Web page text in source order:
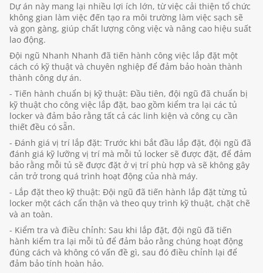
Dự án này mang lại nhiều lợi ích lớn, từ việc cải thiện tổ chức
không gian làm việc đến tạo ra môi trường làm việc sạch sẽ
và gọn gàng, giúp chất lượng công việc và nâng cao hiệu suất
lao động.
Đội ngũ Nhanh Nhanh đã tiến hành công việc lắp đặt một
cách có kỹ thuật và chuyên nghiệp để đảm bảo hoàn thành
thành công dự án.
- Tiến hành chuẩn bị kỹ thuật: Đầu tiên, đội ngũ đã chuẩn bị
kỹ thuật cho công việc lắp đặt, bao gồm kiểm tra lại các tủ
locker và đảm bảo rằng tất cả các linh kiện và công cụ cần
thiết đều có sẵn.
- Đánh giá vị trí lắp đặt: Trước khi bắt đầu lắp đặt, đội ngũ đã
đánh giá kỹ lưỡng vị trí mà mỗi tủ locker sẽ được đặt, để đảm
bảo rằng mỗi tủ sẽ được đặt ở vị trí phù hợp và sẽ không gây
cản trở trong quá trình hoạt động của nhà máy.
- Lắp đặt theo kỹ thuật: Đội ngũ đã tiến hành lắp đặt từng tủ
locker một cách cẩn thận và theo quy trình kỹ thuật, chặt chẽ
và an toàn.
- Kiểm tra và điều chỉnh: Sau khi lắp đặt, đội ngũ đã tiến
hành kiểm tra lại mỗi tủ để đảm bảo rằng chúng hoạt động
đúng cách và không có vấn đề gì, sau đó điều chỉnh lại để
đảm bảo tính hoàn hảo.